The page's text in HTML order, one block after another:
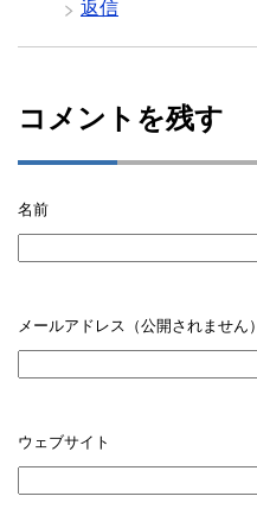
返信
コメントを残す
名前
メールアドレス（公開されません）
ウェブサイト